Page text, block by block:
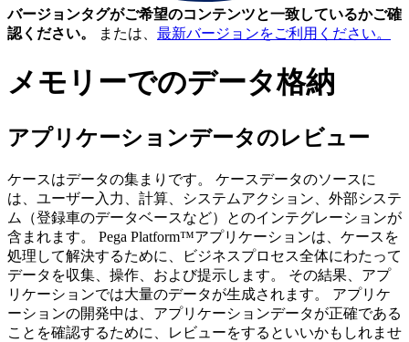
バージョンタグがご希望のコンテンツと一致しているかご確
認ください。
または、 最新バージョンをご利用ください。
メモリーでのデータ格納
アプリケーションデータのレビュー
ケースはデータの集まりです。 ケースデータのソースに
は、ユーザー入力、計算、システムアクション、外部システ
ム（登録車のデータベースなど）とのインテグレーションが
含まれます。 Pega Platform™アプリケーションは、ケースを
処理して解決するために、ビジネスプロセス全体にわたって
データを収集、操作、および提示します。 その結果、 アプ
リケーションでは大量のデータが生成されます。 アプリケ
ーションの開発中は、アプリケーションデータが正確である
ことを確認するために、レビューをするといいかもしれませ